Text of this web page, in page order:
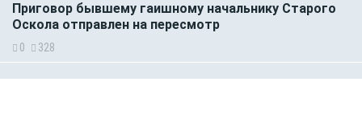
Приговор бывшему гаишному начальнику Старого
Оскола отправлен на пересмотр
0 328